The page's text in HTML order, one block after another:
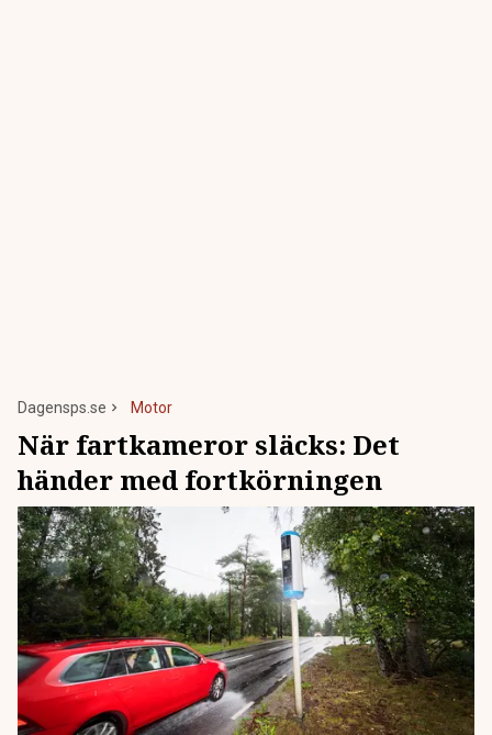
Dagensps.se Motor
När fartkameror släcks: Det
händer med fortkörningen